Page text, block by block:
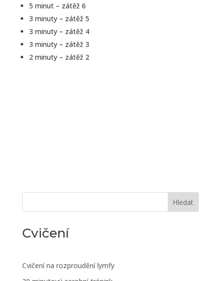
5 minut – zátěž 6
3 minuty – zátěž 5
3 minuty – zátěž 4
3 minuty – zátěž 3
2 minuty – zátěž 2
Hledat
Cvičení
Cvičení na rozproudění lymfy